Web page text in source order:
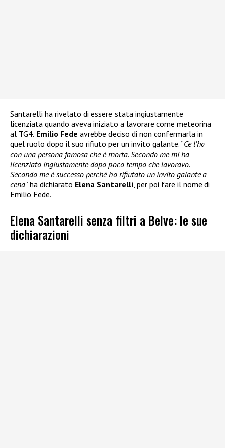
Santarelli ha rivelato di essere stata ingiustamente
licenziata quando aveva iniziato a lavorare come meteorina
al TG4. Emilio Fede avrebbe deciso di non confermarla in
quel ruolo dopo il suo rifiuto per un invito galante. “Ce l’ho
con una persona famosa che è morta. Secondo me mi ha
licenziato ingiustamente dopo poco tempo che lavoravo.
Secondo me è successo perché ho rifiutato un invito galante a
cena” ha dichiarato Elena Santarelli, per poi fare il nome di
Emilio Fede.
Elena Santarelli senza filtri a Belve: le sue
dichiarazioni